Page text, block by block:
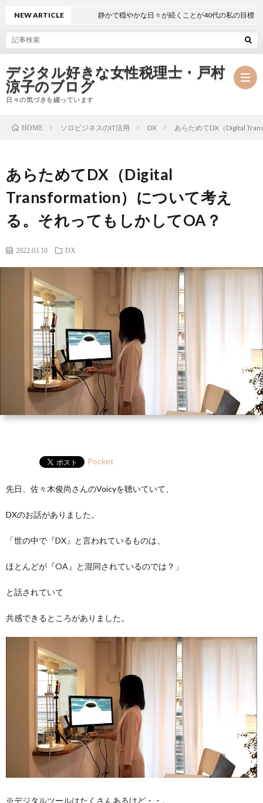
デジタル好きな女性税理士・戸村
涼子のブログ
日々の気づきを綴っています
ー
HP
マ
筆
セ
ー・
NEW ARTICLE 静かで穏やかな日々が続くことが40代の私の目標
HOME ソロビジネスのIT活用 DX あらためてDX（Digital
あらためてDX（Digital
Transformation）について考え
る。それってもしかしてOA？
2022.03.10 DX
Pocket
先日、佐々木俊尚さんのVoicyを聴いていて、
DXのお話がありました。
「世の中で『DX』と言われているものは、
ほとんどが『OA』と混同されているのでは？」
と話されていて
共感できるところがありました。
※デジタルツールはたくさんあるけど・・。